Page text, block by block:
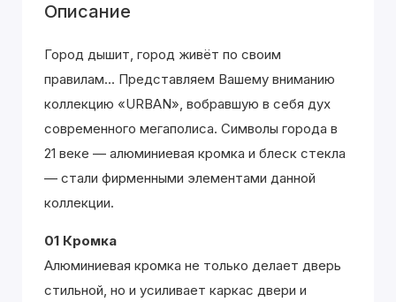
Описание
Город дышит, город живёт по своим
правилам... Представляем Вашему вниманию
коллекцию «URBAN», вобравшую в себя дух
современного мегаполиса. Символы города в
21 веке — алюминиевая кромка и блеск стекла
— стали фирменными элементами данной
коллекции.
01 Кромка
Алюминиевая кромка не только делает дверь
стильной, но и усиливает каркас двери и